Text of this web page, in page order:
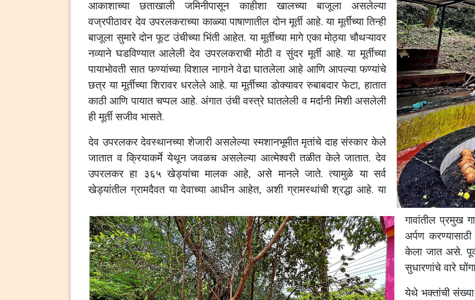
आकाशाच्या छताखाली जमिनीपासून काहीशा खालच्या बाजूला असलेल्या
वज्रपीठावर देव उपरलकराच्या काळ्या पाषाणातील दोन मूर्ती आहे. या मूर्तींच्या तिन्ही
बाजूला सुमारे दोन फूट उंचीच्या भिंती आहेत. या मूर्तींच्या मागे एका मोठ्या चौथऱ्यावर
नव्याने घडविण्यात आलेली देव उपरलकराची मोठी व सुंदर मूर्ती आहे. या मूर्तीच्या
पायाभोवती सात फण्यांच्या विशाल नागाने वेढा घातलेला आहे आणि आपल्या फण्यांचे
छत्र या मूर्तीच्या शिरावर धरलेले आहे. या मूर्तीच्या डोक्यावर रुबाबदार फेटा, हातात
काठी आणि पायात चप्पल आहे. अंगात उंची वस्त्रे घातलेली व मर्दानी मिशी असलेली
ही मूर्ती सजीव भासते.
देव उपरलकर देवस्थानच्या शेजारी असलेल्या स्मशानभूमीत मृतांचे दाह संस्कार केले
जातात व क्रियाकर्मे येथून जवळच असलेल्या आत्मेश्वरी तळीत केले जातात. देव
उपरलकर हा ३६५ खेड्यांचा मालक आहे, असे मानले जाते. त्यामुळे या सर्व
खेड्यांतील ग्रामदैवत या देवाच्या आधीन आहेत, अशी ग्रामस्थांची श्रद्धा आहे. या
गावांतील प्रमुख
अर्पण
केला जात असे.
सुधारणांचे वारे
येथे भक्तांची